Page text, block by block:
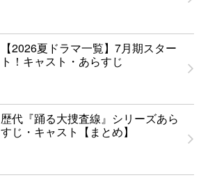
【2026夏ドラマ一覧】7月期スター
ト！キャスト・あらすじ
歴代『踊る大捜査線』シリーズあら
すじ・キャスト【まとめ】